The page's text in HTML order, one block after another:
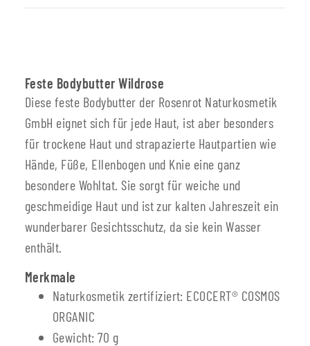
Feste Bodybutter Wildrose
Diese feste Bodybutter der Rosenrot Naturkosmetik
GmbH eignet sich für jede Haut, ist aber besonders
für trockene Haut und strapazierte Hautpartien wie
Hände, Füße, Ellenbogen und Knie eine ganz
besondere Wohltat. Sie sorgt für weiche und
geschmeidige Haut und ist zur kalten Jahreszeit ein
wunderbarer Gesichtsschutz, da sie kein Wasser
enthält.
Merkmale
Naturkosmetik zertifiziert: ECOCERT® COSMOS
ORGANIC
Gewicht: 70 g